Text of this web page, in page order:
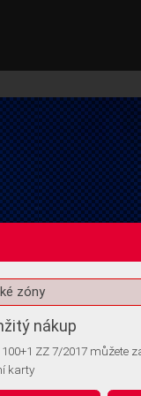
volitelných informací
zóny
nákup
ZZ 7/2017 můžete
karty